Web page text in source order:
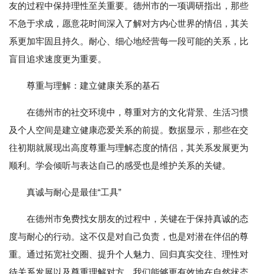
友的过程中保持理性至关重要。德州市的一项调研指出，那些
不急于求成，愿意花时间深入了解对方内心世界的情侣，其关
系更加牢固且持久。耐心、细心地经营每一段可能的关系，比
盲目追求速度更为重要。
尊重与理解：建立健康关系的基石
在德州市的社交环境中，尊重对方的文化背景、生活习惯
及个人空间是建立健康恋爱关系的前提。数据显示，那些在交
往初期就展现出高度尊重与理解态度的情侣，其关系发展更为
顺利。学会倾听与表达自己的感受也是维护关系的关键。
真诚与耐心是最佳“工具”
在德州市免费找女朋友的过程中，关键在于保持真诚的态
度与耐心的行动。这不仅是对自己负责，也是对潜在伴侣的尊
重。通过拓宽社交圈、提升个人魅力、回归真实交往、理性对
待关系发展以及尊重理解对方，我们能够更有效地在自然状态